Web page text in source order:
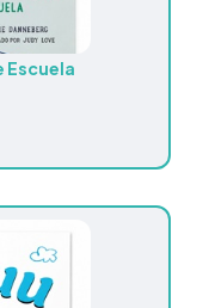
Escuela